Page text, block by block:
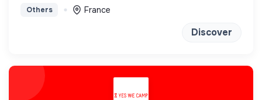
Others France
Discover